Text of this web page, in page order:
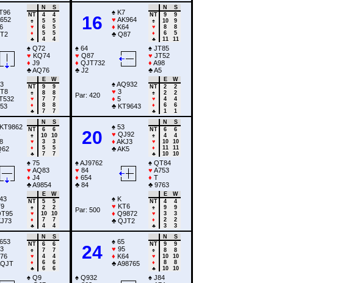
N
S
NT
4
4
♠
5
5
♥
6
5
♦
5
5
♣
4 4
♠ Q72
♥ KQ74
♦ J9
♣AQ76
E
W
NT
9
9
♠
8
8
♥
7
7
♦
8
8
♣
7 7
16
♠ K7
♥ AK964
♦ K64
♣ Q87
N
S
NT
9
9
♠
10
9
♥
8
8
♦
6
5
♣
11 11
♠ 64
♥ Q87
♦ QJT732
♣ J2
♠ JT85
♥ JT52
♦ A98
♣A5
Par: 420
♠AQ932
♥ 3
♦ 5
♣ KT9643
E
W
NT
2
2
♠
2
2
♥
4
4
♦
6
6
♣
1 1
N
S
NT
6
6
♠
10
10
♥
3
3
♦
5
5
♣
7 7
♠ 75
♥ AQ83
♦ J4
♣A9854
E
W
NT
5
5
♠
2
2
♥
10
10
♦
7
7
♣
4 4
20
♠ 53
♥ QJ92
♦ AKJ3
♣AK5
N
S
NT
6
6
♠
4
4
♥
10
10
♦
11
11
♣
10 10
♠AJ9762
♥ 84
♦ 654
♣ 84
♠ QT84
♥ A753
♦ T
♣ 9763
Par: 500
♠ K
♥ KT6
♦ Q9872
♣ QJT2
E
W
NT
4
4
♠
9
9
♥
3
3
♦
2
2
♣
3 3
N
S
NT
6
6
♠
7
7
♥
4
4
♦
6
6
♣
6 6
♠ Q9
24
♠ 65
♥ 95
♦ K64
♣A98765
N
S
NT
9
9
♠
8
8
♥
10
10
♦
8
8
♣
10 10
♠ Q932
♠ J84